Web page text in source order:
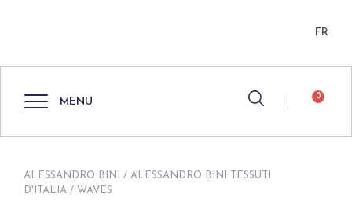
FR
MENU 0
ALESSANDRO BINI / ALESSANDRO BINI TESSUTI
D'ITALIA / WAVES